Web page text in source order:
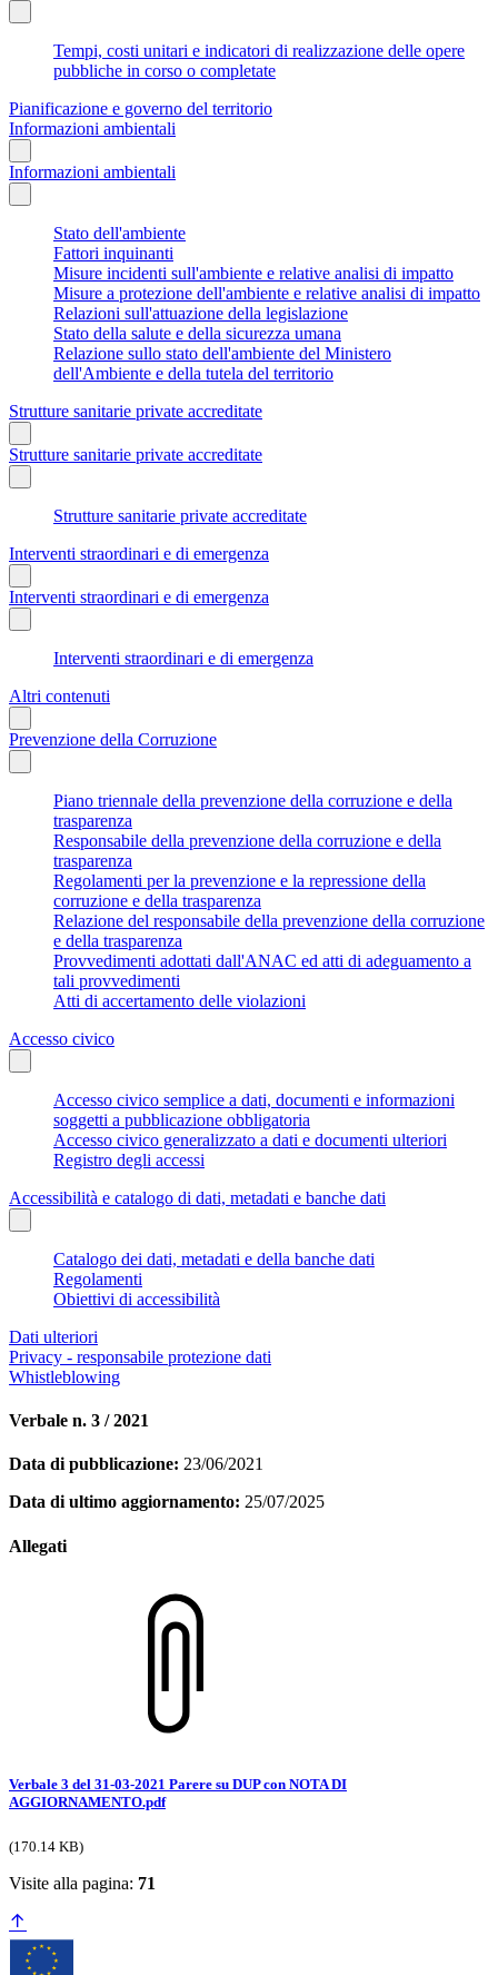
Tempi, costi unitari e indicatori di realizzazione delle opere
pubbliche in corso o completate
Pianificazione e governo del territorio
Informazioni ambientali
Informazioni ambientali
Stato dell'ambiente
Fattori inquinanti
Misure incidenti sull'ambiente e relative analisi di impatto
Misure a protezione dell'ambiente e relative analisi di impatto
Relazioni sull'attuazione della legislazione
Stato della salute e della sicurezza umana
Relazione sullo stato dell'ambiente del Ministero
dell'Ambiente e della tutela del territorio
Strutture sanitarie private accreditate
Strutture sanitarie private accreditate
Strutture sanitarie private accreditate
Interventi straordinari e di emergenza
Interventi straordinari e di emergenza
Interventi straordinari e di emergenza
Altri contenuti
Prevenzione della Corruzione
Piano triennale della prevenzione della corruzione e della
trasparenza
Responsabile della prevenzione della corruzione e della
trasparenza
Regolamenti per la prevenzione e la repressione della
corruzione e della trasparenza
Relazione del responsabile della prevenzione della corruzione
e della trasparenza
Provvedimenti adottati dall'ANAC ed atti di adeguamento a
tali provvedimenti
Atti di accertamento delle violazioni
Accesso civico
Accesso civico semplice a dati, documenti e informazioni
soggetti a pubblicazione obbligatoria
Accesso civico generalizzato a dati e documenti ulteriori
Registro degli accessi
Accessibilità e catalogo di dati, metadati e banche dati
Catalogo dei dati, metadati e della banche dati
Regolamenti
Obiettivi di accessibilità
Dati ulteriori
Privacy - responsabile protezione dati
Whistleblowing
Verbale n. 3 / 2021
Data di pubblicazione: 23/06/2021
Data di ultimo aggiornamento: 25/07/2025
Allegati
Verbale 3 del 31-03-2021 Parere su DUP con NOTA DI
AGGIORNAMENTO.pdf
(170.14 KB)
Visite alla pagina: 71